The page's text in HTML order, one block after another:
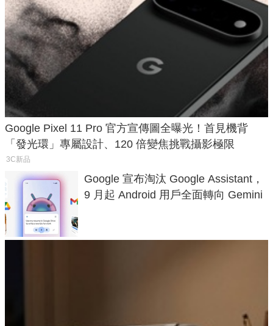
Google Pixel 11 Pro 官方宣傳圖全曝光！首見機背
「發光環」專屬設計、120 倍變焦挑戰攝影極限
3C新品
Google 宣布淘汰 Google Assistant，
9 月起 Android 用戶全面轉向 Gemini